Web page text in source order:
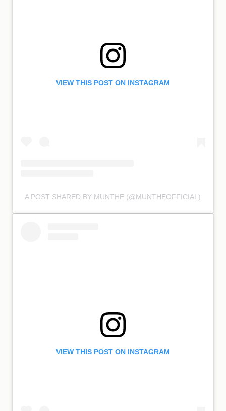
VIEW THIS POST ON INSTAGRAM
A POST SHARED BY MUNTHE (@MUNTHEOFFICIAL)
VIEW THIS POST ON INSTAGRAM